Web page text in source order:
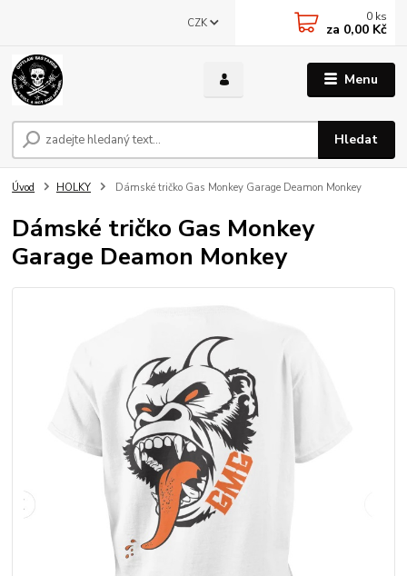
Menu
CZK
Hledat
0 ks
za 0,00 Kč
Úvod HOLKY Dámské tričko Gas Monkey Garage Deamon Monkey
Dámské tričko Gas Monkey
Garage Deamon Monkey